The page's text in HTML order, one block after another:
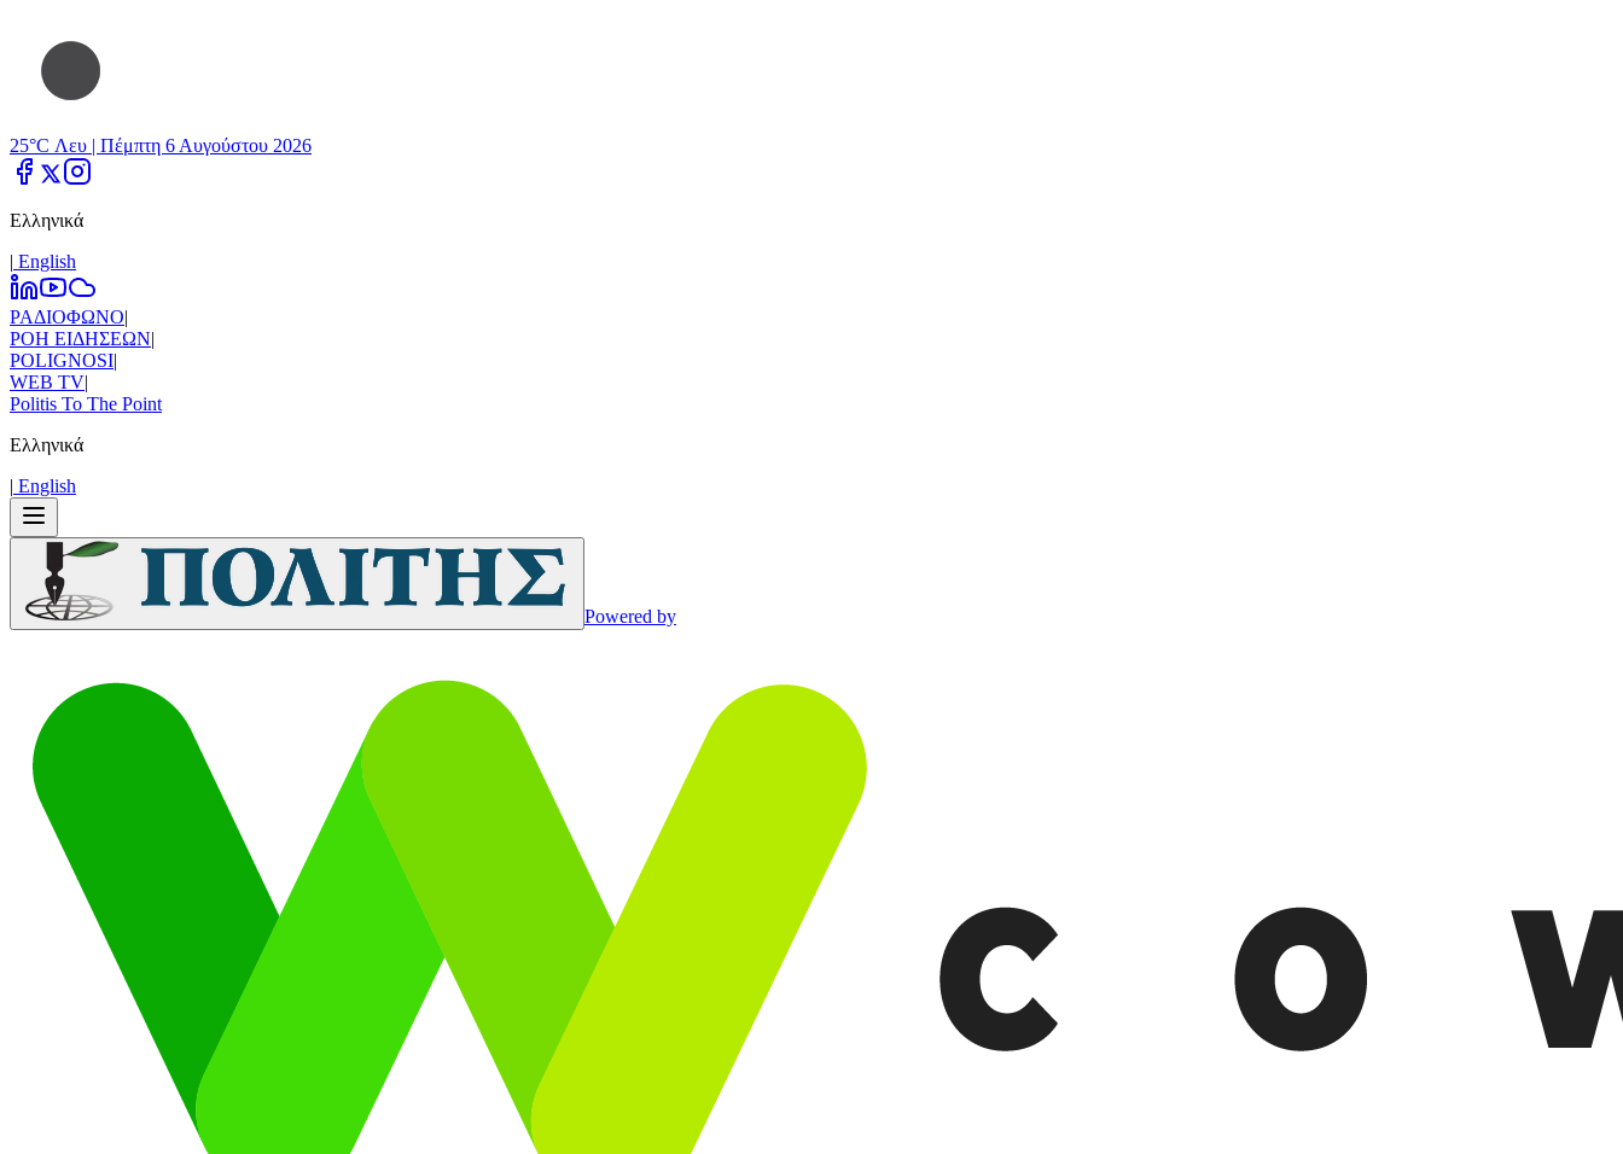
25°C Λευ | Πέμπτη 6 Αυγούστου 2026
Ελληνικά
| Εnglish
ΡΑΔΙΟΦΩΝΟ|
ΡΟΗ ΕΙΔΗΣΕΩΝ|
POLIGNOSI|
WEB TV|
Politis To The Point
Ελληνικά
| Εnglish
Powered by